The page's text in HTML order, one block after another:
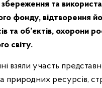
та
фонду, відтворення
та об’єктів, охорони
світу.
взяли участь
природних ресурсів,